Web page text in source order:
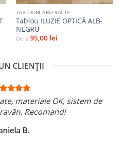
TABLOURI ABSTRACTE
Tablou ILUZIE OPTICĂ ALB-
NEGRU
De la 95,00 lei
CLIENȚII
materiale OK, sistem de
Recomand!
B.